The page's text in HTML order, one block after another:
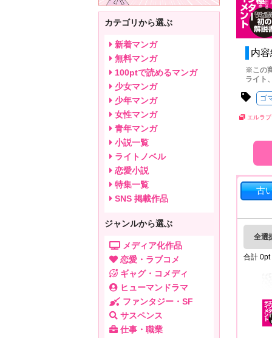
内
※この
ライト
ゴ
エルラ
古
全選
合計 0pt
カテゴリから選ぶ
新着マンガ
無料マンガ
100ptで読めるマンガ
少女マンガ
少年マンガ
女性マンガ
青年マンガ
小説一覧
ライトノベル
恋愛小説
特集一覧
SNS 掲載作品
ジャンルから選ぶ
メディア化作品
恋愛・ラブコメ
ギャグ・コメディ
ヒューマンドラマ
ファンタジー・SF
サスペンス
仕事・職業